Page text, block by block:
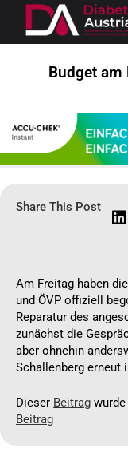
Budget am
Share This Post
Am Freitag haben
und ÖVP offiziell
Reparatur des
zunächst die
aber ohnehin
Schallenberg erneut
Dieser Beitrag
Beitrag